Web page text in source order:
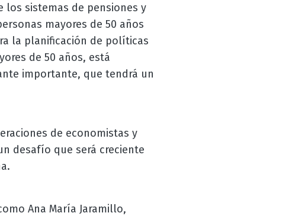
los sistemas de pensiones y
mayores de 50 años
la planificación de políticas
de 50 años, está
importante, que tendrá un
de economistas y
desafío que será creciente
Ana María Jaramillo,